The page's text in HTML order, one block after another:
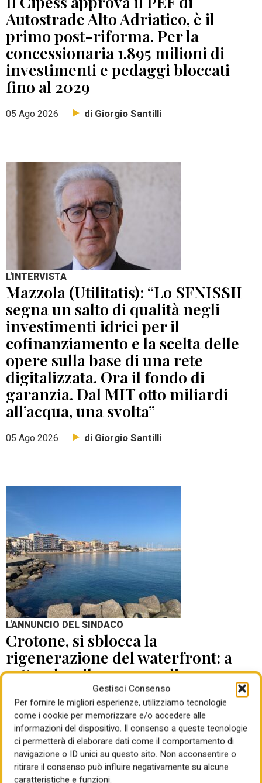
Gestisci Consenso
Per fornire le migliori esperienze, utilizziamo tecnologie
come i cookie per memorizzare e/o accedere alle
informazioni del dispositivo. Il consenso a queste tecnologie
ci permetterà di elaborare dati come il comportamento di
navigazione o ID unici su questo sito. Non acconsentire o
ritirare il consenso può influire negativamente su alcune
caratteristiche e funzioni.
Autostrade Alto Adriatico, è il
primo post-riforma. Per la
concessionaria 1.895 milioni di
investimenti e pedaggi bloccati
fino al 2029
05 Ago 2026 di Giorgio Santilli
L'INTERVISTA
Mazzola (Utilitatis): “Lo SFNISSII
segna un salto di qualità negli
investimenti idrici per il
cofinanziamento e la scelta delle
opere sulla base di una rete
digitalizzata. Ora il fondo di
garanzia. Dal MIT otto miliardi
all’acqua, una svolta”
05 Ago 2026 di Giorgio Santilli
L'ANNUNCIO DEL SINDACO
Crotone, si sblocca la
rigenerazione del waterfront: a
settembre il concorso di
progettazione
05 Ago 2026 di Mauro Giansante